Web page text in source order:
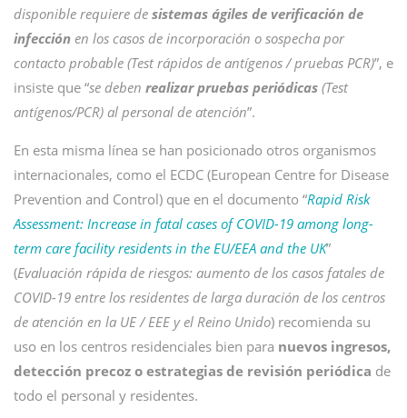
disponible requiere de sistemas ágiles de verificación de
infección en los casos de incorporación o sospecha por
contacto probable (Test rápidos de antígenos / pruebas PCR)”, e
insiste que “se deben realizar pruebas periódicas (Test
antígenos/PCR) al personal de atención”.
En esta misma línea se han posicionado otros organismos
internacionales, como el ECDC (European Centre for Disease
Prevention and Control) que en el documento “Rapid Risk
Assessment: Increase in fatal cases of COVID-19 among long-
term care facility residents in the EU/EEA and the UK”
(Evaluación rápida de riesgos: aumento de los casos fatales de
COVID-19 entre los residentes de larga duración de los centros
de atención en la UE / EEE y el Reino Unido) recomienda su
uso en los centros residenciales bien para nuevos ingresos,
detección precoz o estrategias de revisión periódica de
todo el personal y residentes.